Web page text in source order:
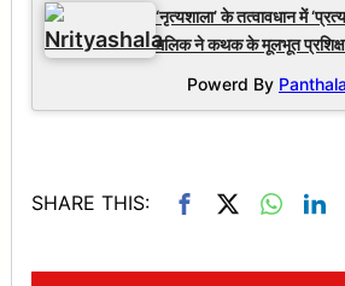
‘नृत्यशाला’ के तत्वावधान में
मलिक ने कथक के मूलभूत
Powerd By
SHARE THIS: